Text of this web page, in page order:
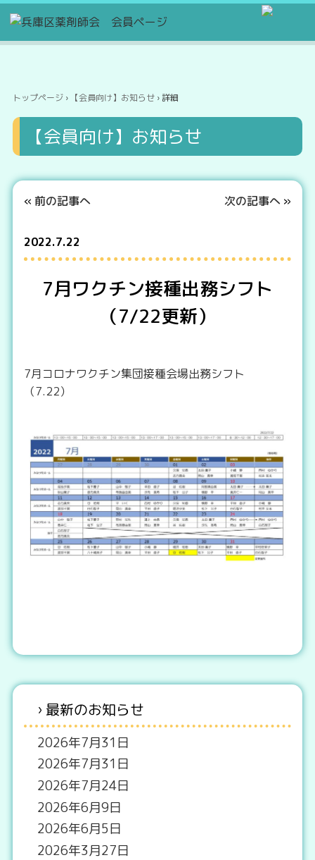
トップページ› 【会員向け】お知らせ› 詳細
【会員向け】お知らせ
« 前の記事へ 次の記事へ »
2022.7.22
7月ワクチン接種出務シフト
（7/22更新）
7月コロナワクチン集団接種会場出務シフト
（7.22）
最新のお知らせ
2026年7月31日
2026年7月31日
2026年7月24日
2026年6月9日
2026年6月5日
2026年3月27日